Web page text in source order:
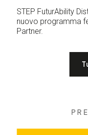
STEP FuturAbility
nuovo programma
Partner.